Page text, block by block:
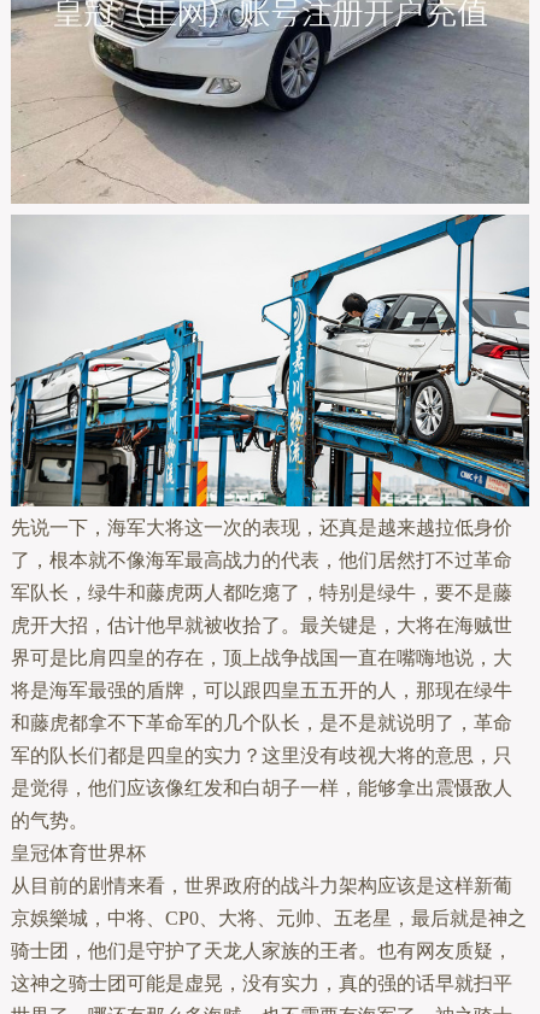
先说一下，海军大将这一次的表现，还真是越来越拉低身价
了，根本就不像海军最高战力的代表，他们居然打不过革命
军队长，绿牛和藤虎两人都吃瘪了，特别是绿牛，要不是藤
虎开大招，估计他早就被收拾了。最关键是，大将在海贼世
界可是比肩四皇的存在，顶上战争战国一直在嘴嗨地说，大
将是海军最强的盾牌，可以跟四皇五五开的人，那现在绿牛
和藤虎都拿不下革命军的几个队长，是不是就说明了，革命
军的队长们都是四皇的实力？这里没有歧视大将的意思，只
是觉得，他们应该像红发和白胡子一样，能够拿出震慑敌人
的气势。
皇冠体育世界杯
从目前的剧情来看，世界政府的战斗力架构应该是这样新葡
京娛樂城，中将、CP0、大将、元帅、五老星，最后就是神之
骑士团，他们是守护了天龙人家族的王者。也有网友质疑，
这神之骑士团可能是虚晃，没有实力，真的强的话早就扫平